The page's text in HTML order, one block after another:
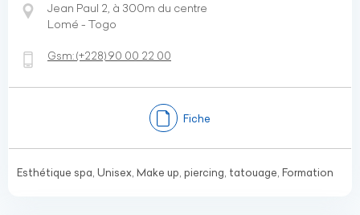
Jean Paul 2, à 300m du centre
Lomé - Togo
Gsm:(+228)90 00 22 00
Fiche
Esthétique spa, Unisex, Make up, piercing, tatouage, Formation